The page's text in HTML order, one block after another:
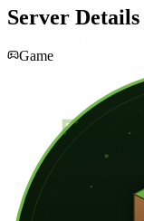
Server Details
Game